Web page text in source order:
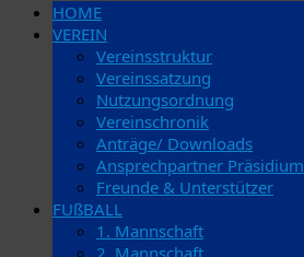
HOME
VEREIN
Vereinsstruktur
Vereinssatzung
Nutzungsordnung
Vereinschronik
Anträge/ Downloads
Ansprechpartner Präsidium
Freunde & Unterstützer
FUßBALL
1. Mannschaft
2. Mannschaft